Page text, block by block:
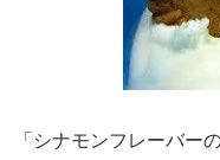
「シナモンフレーバー